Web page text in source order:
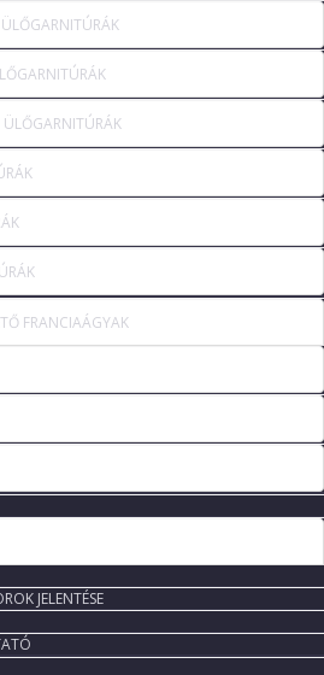
ÜLŐGARNITÚRÁK
FRANCIAÁGYAK
JELENTÉSE